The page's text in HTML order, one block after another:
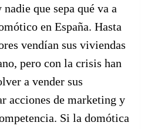
que sepa qué va a
en España. Hasta
vendían sus viviendas
pero con la crisis han
a vender sus
acciones de marketing y
Si la domótica